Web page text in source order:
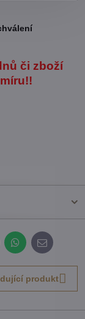
či zboží
WhatsApp
E-
mail
produkt